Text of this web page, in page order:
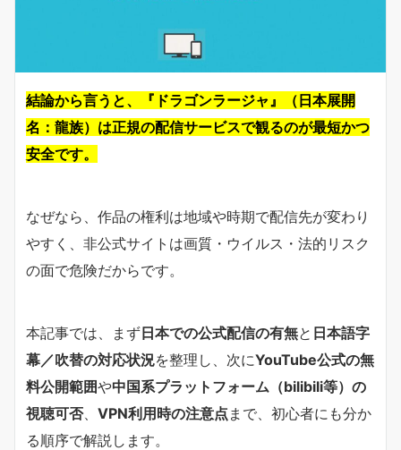
結論から言うと、『ドラゴンラージャ』（日本展開
名：龍族）は正規の配信サービスで観るのが最短かつ
安全です。
なぜなら、作品の権利は地域や時期で配信先が変わり
やすく、非公式サイトは画質・ウイルス・法的リスク
の面で危険だからです。
本記事では、まず日本での公式配信の有無と 日本語字
幕／吹替の対応状況を整理し、次にYouTube公式の無
料公開範囲や中国系プラットフォーム（bilibili等）の
視聴可否、 VPN利用時の注意点 まで、初心者にも分か
る順序で解説します。